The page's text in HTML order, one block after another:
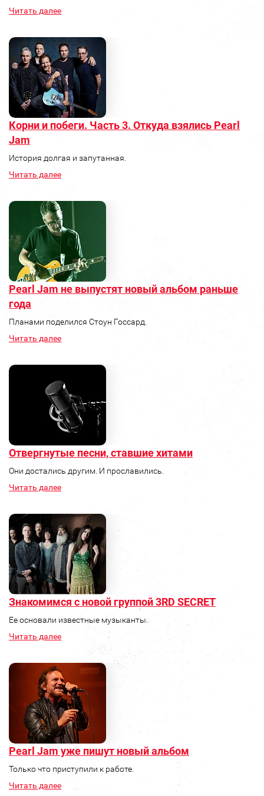
Читать далее
Корни и побеги. Часть 3. Откуда взялись Pearl
Jam
История долгая и запутанная.
Читать далее
Pearl Jam не выпустят новый альбом раньше
года
Планами поделился Стоун Госсард.
Читать далее
Отвергнутые песни, ставшие хитами
Они достались другим. И прославились.
Читать далее
Знакомимся с новой группой 3RD SECRET
Ее основали известные музыканты.
Читать далее
Pearl Jam уже пишут новый альбом
Только что приступили к работе.
Читать далее